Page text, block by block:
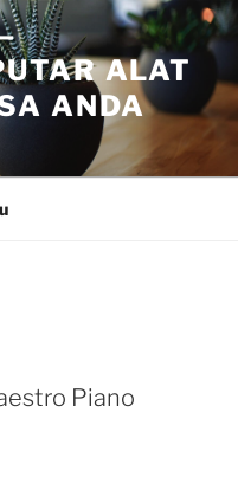
ALAT
ANDA
Piano